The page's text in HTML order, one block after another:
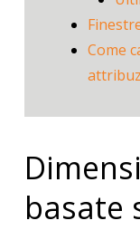
Come
basate